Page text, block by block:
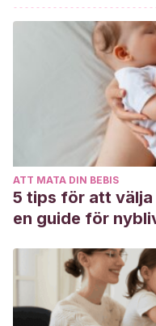
ATT MATA DIN BEBIS
5 tips för att välja
en guide för